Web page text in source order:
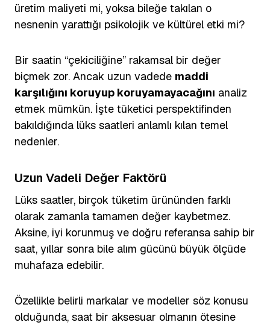
üretim maliyeti mi, yoksa bileğe takılan o
nesnenin yarattığı psikolojik ve kültürel etki mi?
Bir saatin “çekiciliğine” rakamsal bir değer
biçmek zor. Ancak uzun vadede maddi
karşılığını koruyup koruyamayacağını analiz
etmek mümkün. İşte tüketici perspektifinden
bakıldığında lüks saatleri anlamlı kılan temel
nedenler.
Uzun Vadeli Değer Faktörü
Lüks saatler, birçok tüketim ürününden farklı
olarak zamanla tamamen değer kaybetmez.
Aksine, iyi korunmuş ve doğru referansa sahip bir
saat, yıllar sonra bile alım gücünü büyük ölçüde
muhafaza edebilir.
Özellikle belirli markalar ve modeller söz konusu
olduğunda, saat bir aksesuar olmanın ötesine